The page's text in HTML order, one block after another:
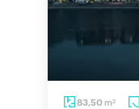
83,50 m2